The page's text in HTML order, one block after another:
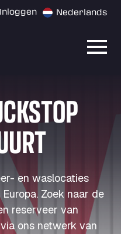
Inloggen Nederlands
en waslocaties
Zoek naar de
reserveer van
ons netwerk van